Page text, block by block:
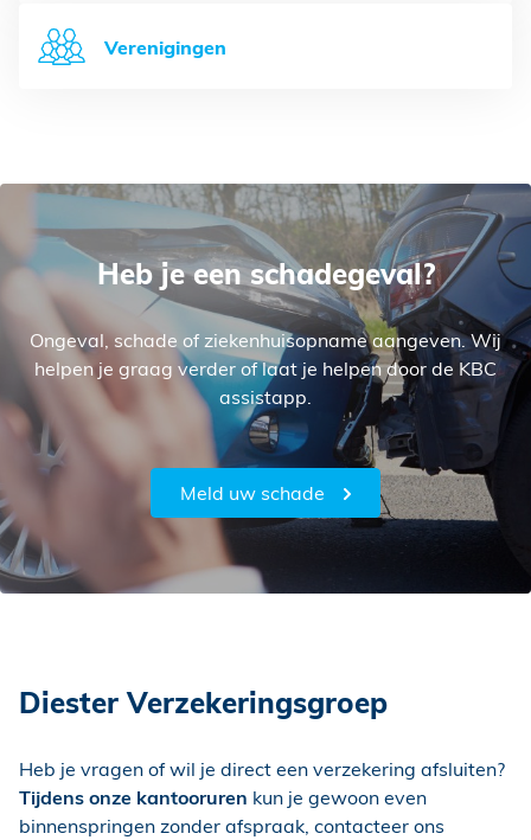
Verenigingen
Heb je een schadegeval?
Ongeval, schade of ziekenhuisopname aangeven. Wij
helpen je graag verder of laat je helpen door de KBC
assistapp.
Meld uw schade
Diester Verzekeringsgroep
Heb je vragen of wil je direct een verzekering afsluiten?
Tijdens onze kantooruren kun je gewoon even
binnenspringen zonder afspraak, contacteer ons